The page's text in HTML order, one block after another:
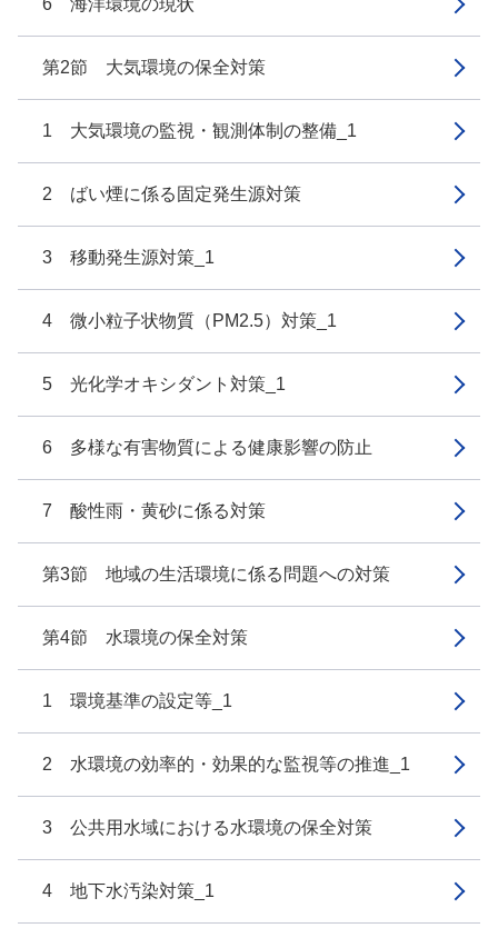
6 海洋環境の現状
第2節 大気環境の保全対策
1 大気環境の監視・観測体制の整備_1
2 ばい煙に係る固定発生源対策
3 移動発生源対策_1
4 微小粒子状物質（PM2.5）対策_1
5 光化学オキシダント対策_1
6 多様な有害物質による健康影響の防止
7 酸性雨・黄砂に係る対策
第3節 地域の生活環境に係る問題への対策
第4節 水環境の保全対策
1 環境基準の設定等_1
2 水環境の効率的・効果的な監視等の推進_1
3 公共用水域における水環境の保全対策
4 地下水汚染対策_1